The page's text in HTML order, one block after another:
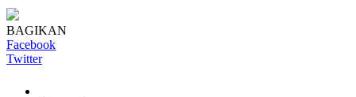
BAGIKAN
Facebook
Twitter